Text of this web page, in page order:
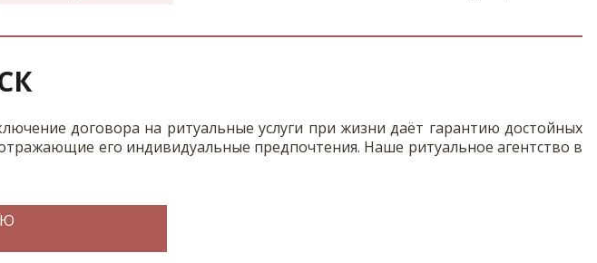
договора на ритуальные услуги при жизни даёт гарантию достойных
его индивидуальные предпочтения. Наше ритуальное агентство в